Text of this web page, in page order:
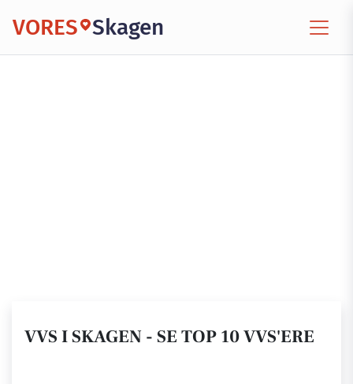
VORES Skagen
VVS I SKAGEN - SE TOP 10 VVS'ERE